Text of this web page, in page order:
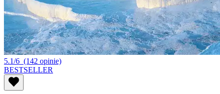
5.1/6 (142 opinie)
BESTSELLER